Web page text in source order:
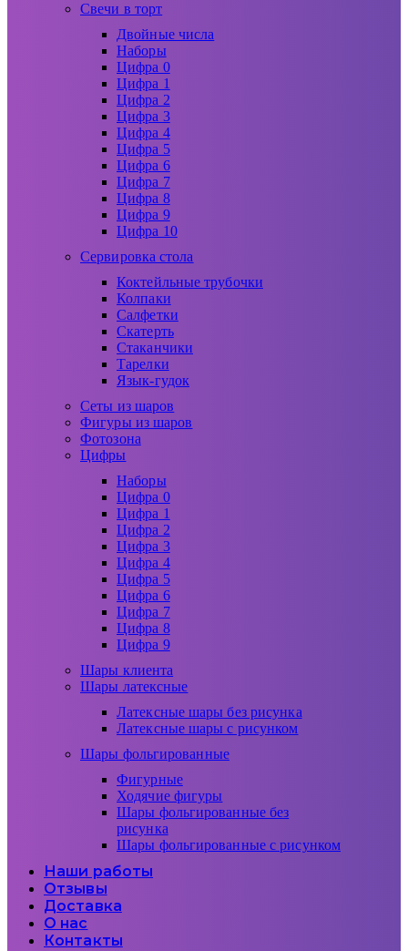
Свечи в торт
Двойные числа
Наборы
Цифра 0
Цифра 1
Цифра 2
Цифра 3
Цифра 4
Цифра 5
Цифра 6
Цифра 7
Цифра 8
Цифра 9
Цифра 10
Сервировка стола
Коктейльные трубочки
Колпаки
Салфетки
Скатерть
Стаканчики
Тарелки
Язык-гудок
Сеты из шаров
Фигуры из шаров
Фотозона
Цифры
Наборы
Цифра 0
Цифра 1
Цифра 2
Цифра 3
Цифра 4
Цифра 5
Цифра 6
Цифра 7
Цифра 8
Цифра 9
Шары клиента
Шары латексные
Латексные шары без рисунка
Латексные шары с рисунком
Шары фольгированные
Фигурные
Ходячие фигуры
Шары фольгированные без
рисунка
Шары фольгированные с рисунком
Наши работы
Отзывы
Доставка
О нас
Контакты